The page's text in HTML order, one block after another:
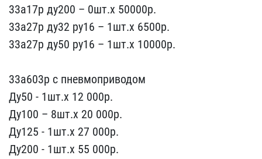
33а17​р ду200 – 0шт.х 50000р.
​33а27р ду32 ру16 – 1шт.х​ 6500р.
33а27р ду50 ру16​ – 1шт.х 10000р.
33а603​р с пневмоприводом
Ду5​0 - 1шт.х 12 000р. ​
Ду100 – 8шт.х 20 000р. ​ ​ ​ ​ ​ ​ ​ ​ ​ ​
Ду125​ - 1шт.х 27 000р.
Ду200​ - 1шт.х 55 000р.